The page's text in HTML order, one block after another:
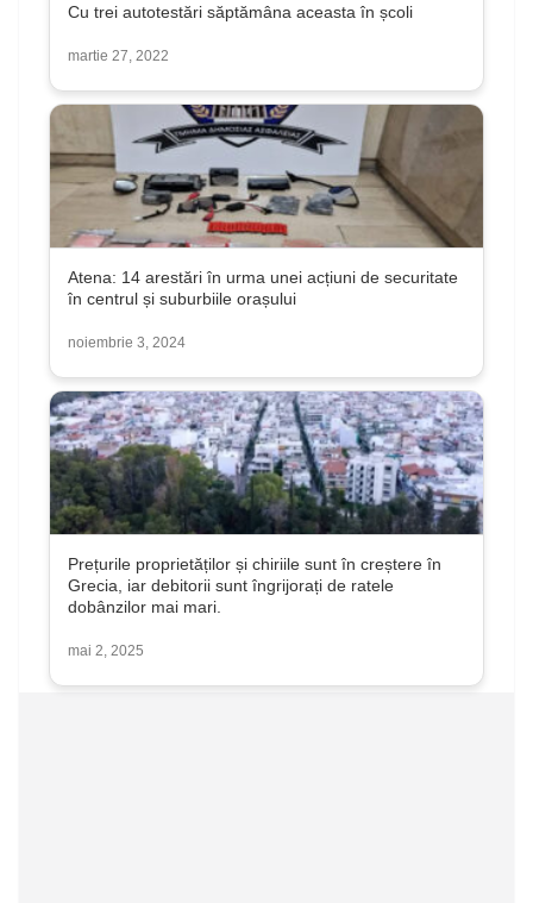
Cu trei autotestări săptămâna aceasta în școli
martie 27, 2022
Atena: 14 arestări în urma unei acțiuni de securitate
în centrul și suburbiile orașului
noiembrie 3, 2024
Prețurile proprietăților și chiriile sunt în creștere în
Grecia, iar debitorii sunt îngrijorați de ratele
dobânzilor mai mari.
mai 2, 2025